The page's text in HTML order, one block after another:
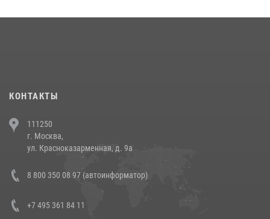
напавших на бригаду скорой помощи (видео)
14 июля 2026, 12:20
В Росгвардии прошла военно-научная конференция по обобщению
боевого опыта
КОНТАКТЫ
111250
г. Москва,
ул. Красноказарменная, д. 9а
8 800 350 08 97 (автоинформатор)
+7 495 361 84 11